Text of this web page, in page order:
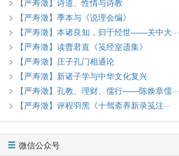
【严寿澂】诗道、性情与诗教
【严寿澂】季本与《说理会编》
【严寿澂】本诸良知，归于经世——关中大···
【严寿澂】读曹君直《笺经室遗集》
【严寿澂】庄子孔门相通论
【严寿澂】新诸子学与中华文化复兴
【严寿澂】孔教、理财、儒行——陈焕章儒···
【严寿澂】评程羽黑《十驾斋养新录笺注···
微信公众号